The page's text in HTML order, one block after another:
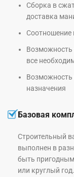
Сборка в
доставка
Соотношение
Возможность
все
Возможность
назначения
Базовая
Строительный
выполнен в
быть
или круглый год.